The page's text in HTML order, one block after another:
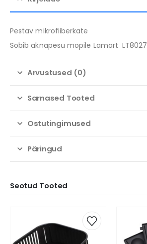
Pestav mikrofiiberkate
Sobib aknapesu mopile Lamart LT8027
Arvustused (0)
Sarnased Tooted
Ostutingimused
Päringud
Seotud Tooted